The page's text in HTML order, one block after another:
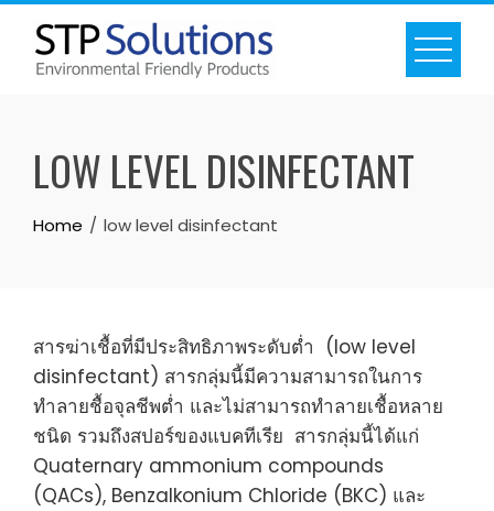
Skip
content
LOW LEVEL DISINFECTANT
Home low level disinfectant
สารฆ่าเชื้อที่มีประสิทธิภาพระดับต่ำ (low level
disinfectant) สารกลุ่มนี้มีความสามารถในการ
ทำลายชื้อจุลชีพต่ำ และไม่สามารถทำลายเชื้อหลาย
ชนิด รวมถึงสปอร์ของแบคทีเรีย สารกลุ่มนี้ได้แก่
Quaternary ammonium compounds
(QACs), Benzalkonium Chloride (BKC) และ